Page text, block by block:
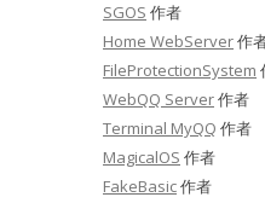
SGOS 作者
Home WebServer作
FileProtectionSystem
WebQQ Server作者
Terminal MyQQ 作者
MagicalOS 作者
FakeBasic作者